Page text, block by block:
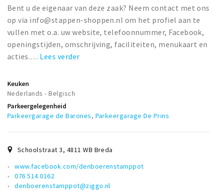
Breda Student Shop
Draai aan het rad!
VRIJE TIJD
Sport
Agenda
Bezienswaardigheden
Studentenroutes
Natuurgebieden
Party pics
Bent u de eigenaar van deze zaak? Neem contact met ons
op via info@stappen-shoppen.nl om het profiel aan te
vullen met o.a. uw website, telefoonnummer, Facebook,
openingstijden, omschrijving, faciliteiten, menukaart en
acties.… Lees verder
Keuken
Nederlands - Belgisch
Parkeergelegenheid
Parkeergarage de Barones, Parkeergarage De Prins
Schoolstraat 3, 4811 WB Breda
www.facebook.com/denboerenstamppot
076 514 0162
denboerenstamppot@ziggo.nl